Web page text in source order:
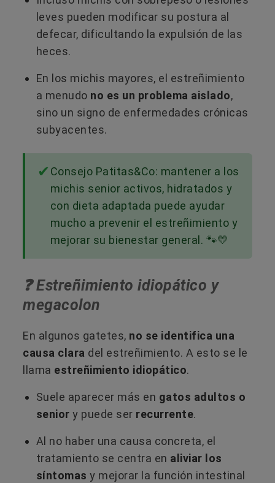
leves pueden modificar su postura al
defecar, dificultando la expulsión de las
heces.
En los michis mayores, el estreñimiento
a menudo no es un problema aislado,
sino un signo de enfermedades crónicas
subyacentes.
Consejo Patitas&Co: mantener a los
michis senior activos, hidratados y
con dieta adaptada puede ayudar
mucho a prevenir el estreñimiento y
mejorar su bienestar general. 🐾💛
❓ Estreñimiento idiopático y
megacolon
En algunos gatetes, no se identifica una
causa clara del estreñimiento. A esto se le
llama estreñimiento idiopático.
Suele aparecer más en gatos adultos o
senior y puede ser recurrente.
Al no haber una causa concreta, el
tratamiento se centra en aliviar los
síntomas y mejorar la función intestinal